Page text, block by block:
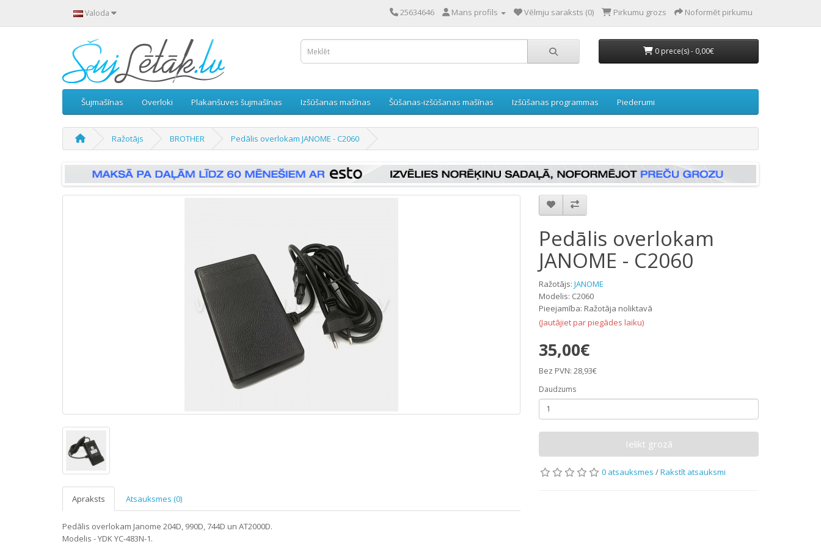
Valoda 25634646 Mans profils Vēlmju saraksts (0) Pirkumu grozs Noformēt pirkumu
0 prece(s) - 0,00€
Šujmašīnas Overloki Plakanšuves šujmašīnas Izšūšanas mašīnas Šūšanas-izšūšanas mašīnas Izšūšanas programmas Piederumi
Ražotājs BROTHER Pedālis overlokam JANOME - C2060
Apraksts Atsauksmes (0)
Pedālis overlokam Janome 204D, 990D, 744D un AT2000D.
Mоdelis - YDK YC-483N-1.
Pedālis overlokam
JANOME - C2060
Ražotājs: JANOME
Modelis: C2060
Pieejamība: Ražotāja noliktavā
(Jautājiet par piegādes laiku)
35,00€
Bez PVN: 28,93€
Daudzums
Ielikt grozā
0 atsauksmes /Rakstīt atsauksmi